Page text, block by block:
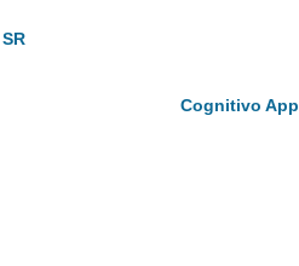
Cognitivo App